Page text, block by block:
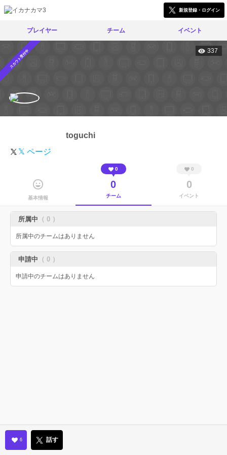
新規登録・ログイン
プレイヤー チーム イベント
スカウト受付中 337
toguchi
𝕏 ページ
基本情報
0
0
チーム
0
0
イベント
所属中 （ 0 ）
所属中のチームはありません
申請中 （ 0 ）
申請中のチームはありません
6 話す